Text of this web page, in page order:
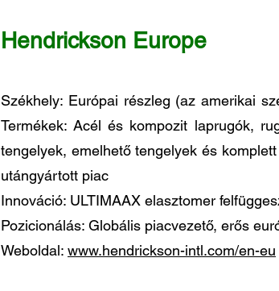
Hendrickson Europe
Székhely: Európai részleg (az amerikai
Termékek: Acél és kompozit laprugók,
tengelyek, emelhető tengelyek és
utángyártott piac
Innováció: ULTIMAAX elasztomer
Pozicionálás: Globális piacvezető, erős
Weboldal: www.hendrickson-intl.com/en-eu